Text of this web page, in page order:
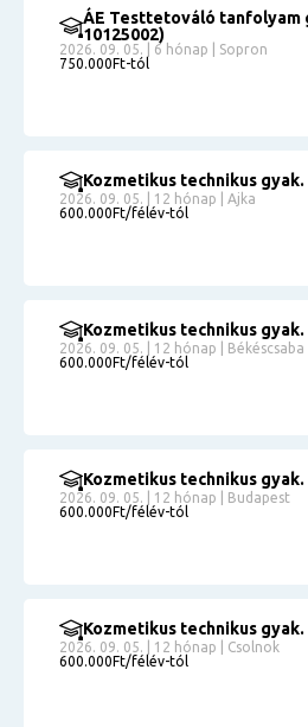
ÁE Testtetováló tanfolyam
10125002)
2026. 09. 05. | 6 hónap | Sopron
750.000Ft-tól
Kozmetikus technikus gyak.
2026. 09. 05. | 12 hónap | Ajka
600.000Ft/félév-tól
Kozmetikus technikus gyak.
2026. 09. 05. | 12 hónap | Békéscsaba
600.000Ft/félév-tól
Kozmetikus technikus gyak.
2026. 09. 05. | 12 hónap | Budapest
600.000Ft/félév-tól
Kozmetikus technikus gyak.
2026. 09. 05. | 12 hónap | Csolnok
600.000Ft/félév-tól